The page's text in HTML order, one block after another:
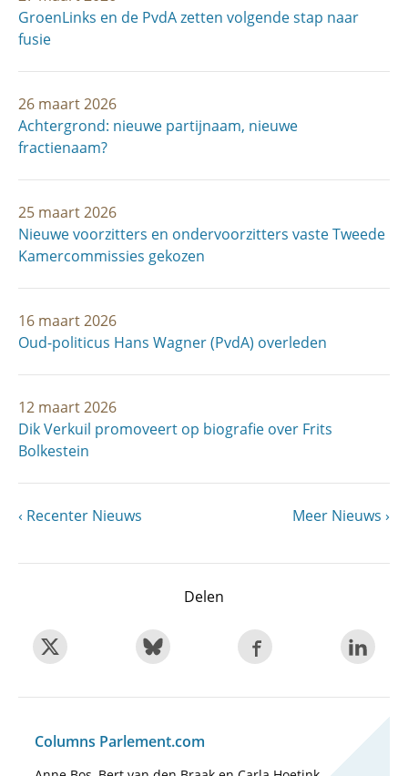
GroenLinks en de PvdA zetten volgende stap naar
fusie
26 maart 2026
Achtergrond: nieuwe partijnaam, nieuwe
fractienaam?
25 maart 2026
Nieuwe voorzitters en ondervoorzitters vaste Tweede
Kamercommissies gekozen
16 maart 2026
Oud-politicus Hans Wagner (PvdA) overleden
12 maart 2026
Dik Verkuil promoveert op biografie over Frits
Bolkestein
Vorige
Recenter Nieuws
Volgende
Meer Nieuws
Delen
Columns Parlement.com